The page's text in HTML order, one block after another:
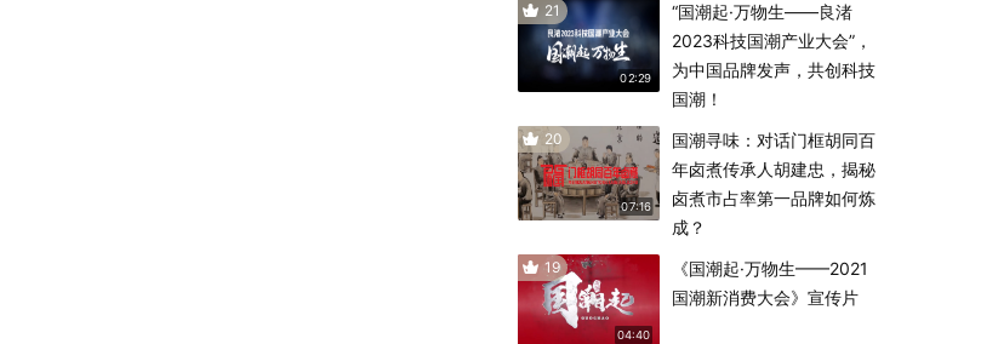
21
02:29
“国潮起·万物生——良渚
2023科技国潮产业大会”，
为中国品牌发声，共创科技
国潮！
20
07:16
国潮寻味：对话门框胡同百
年卤煮传承人胡建忠，揭秘
卤煮市占率第一品牌如何炼
成？
19
04:40
《国潮起·万物生——2021
国潮新消费大会》宣传片